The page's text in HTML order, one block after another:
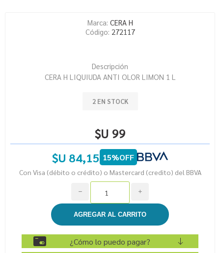
Marca: CERA H
Código: 272117
Descripción
CERA H LIQUIUDA ANTI OLOR LIMON 1 L
2 EN STOCK
$U 99
$U 84,15 15%OFF
Con Visa (débito o crédito) o Mastercard (credito) del BBVA
i
h
¿Cómo lo puedo pagar?